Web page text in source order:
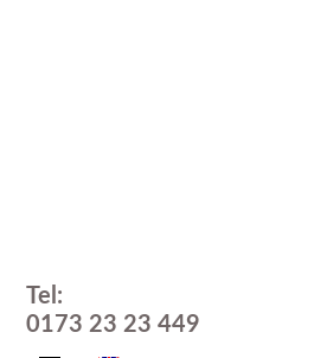
Tel:
0173 23 23 449